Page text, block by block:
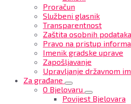
Proračun
Službeni glasnik
Transparentnost
Zaštita osobnih podataka
Pravo na pristup
Imenik gradske uprave
Zapošljavanje
Upravljanje državnom
Za građane
O Bjelovaru
Povijest Bjelovara